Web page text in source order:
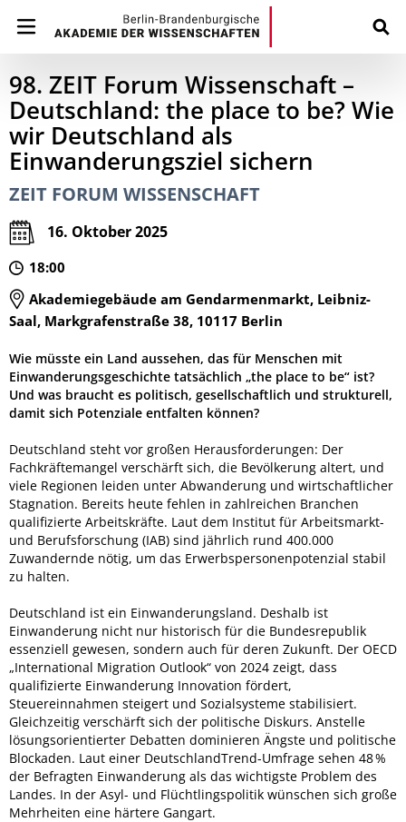
98. ZEIT Forum Wissenschaft –
Deutschland: the place to be? Wie
wir Deutschland als
Einwanderungsziel sichern
ZEIT FORUM WISSENSCHAFT
16. Oktober 2025
18:00
Akademiegebäude am Gendarmenmarkt, Leibniz-
Saal, Markgrafenstraße 38, 10117 Berlin
Wie müsste ein Land aussehen, das für Menschen mit
Einwanderungsgeschichte tatsächlich „the place to be“ ist?
Und was braucht es politisch, gesellschaftlich und strukturell,
damit sich Potenziale entfalten können?
Deutschland steht vor großen Herausforderungen: Der
Fachkräftemangel verschärft sich, die Bevölkerung altert, und
viele Regionen leiden unter Abwanderung und wirtschaftlicher
Stagnation. Bereits heute fehlen in zahlreichen Branchen
qualifizierte Arbeitskräfte. Laut dem Institut für Arbeitsmarkt-
und Berufsforschung (IAB) sind jährlich rund 400.000
Zuwandernde nötig, um das Erwerbspersonenpotenzial stabil
zu halten.
Deutschland ist ein Einwanderungsland. Deshalb ist
Einwanderung nicht nur historisch für die Bundesrepublik
essenziell gewesen, sondern auch für deren Zukunft. Der OECD
„International Migration Outlook“ von 2024 zeigt, dass
qualifizierte Einwanderung Innovation fördert,
Steuereinnahmen steigert und Sozialsysteme stabilisiert.
Gleichzeitig verschärft sich der politische Diskurs. Anstelle
lösungsorientierter Debatten dominieren Ängste und politische
Blockaden. Laut einer DeutschlandTrend-Umfrage sehen 48 %
der Befragten Einwanderung als das wichtigste Problem des
Landes. In der Asyl- und Flüchtlingspolitik wünschen sich große
Mehrheiten eine härtere Gangart.